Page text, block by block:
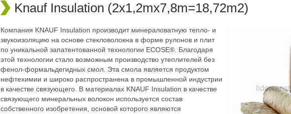
Knauf Insulation (2x1,2mx7,8m=18,72m2)
Компания KNAUF Insulation производит минераловатную тепло- и
звукоизоляцию на основе стекловолокна в форме рулонов и плит
по уникальной запатентованной технологии ECOSE®. Благодаря
этой технологии стало возможным производство утеплителей без
фенол-формальдегидных смол. Эта смола является продуктом
нефтехимии и широко распространена в промышленной индустрии
в качестве связующего. В материалах KNAUF Insulation в качестве
связующего минеральных волокон используется состав
собственного изобретения, основой которого являются